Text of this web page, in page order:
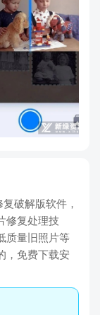
破解版软件，
修复处理技
质量旧照片等
，免费下载安